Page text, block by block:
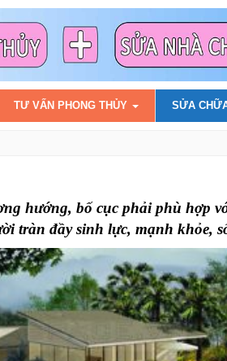
TƯ VẤN PHONG THỦY SỬA
hướng, bố cục phải phù hợp
tràn đầy sinh lực, mạnh khỏe,